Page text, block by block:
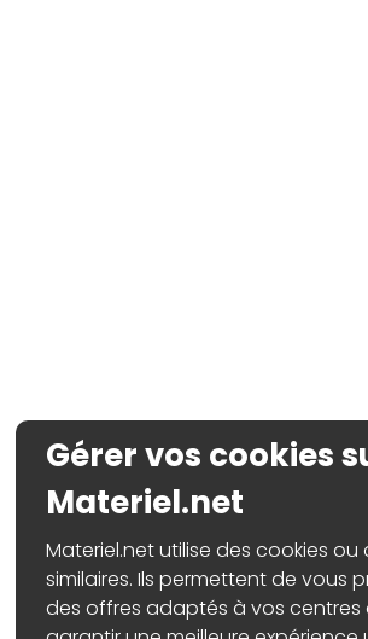
Gérer vos cookies
Materiel.net
Materiel.net utilise des cookies
similaires. Ils permettent de vous
des offres adaptés à vos centres